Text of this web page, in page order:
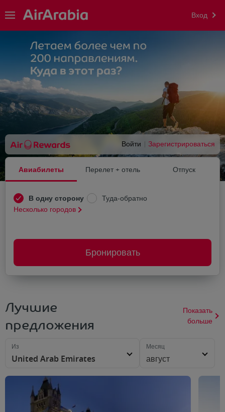
Вход
Авиабилеты Перелет + отель Отпуск
В одну сторону
Туда-обратно
Несколько городов
Бронировать
Войти Зарегистрироваться
Лучшие
предложения
Из Месяц
Показать
больше